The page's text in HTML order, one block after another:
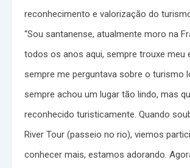
reconhecimento e valorização do
“Sou santanense, atualmente moro na
todos os anos aqui, sempre trouxe meu
sempre me perguntava sobre o turismo
sempre achou um lugar tão lindo, mas
reconhecido turisticamente. Quando
River Tour (passeio no rio), viemos
conhecer mais, estamos adorando.